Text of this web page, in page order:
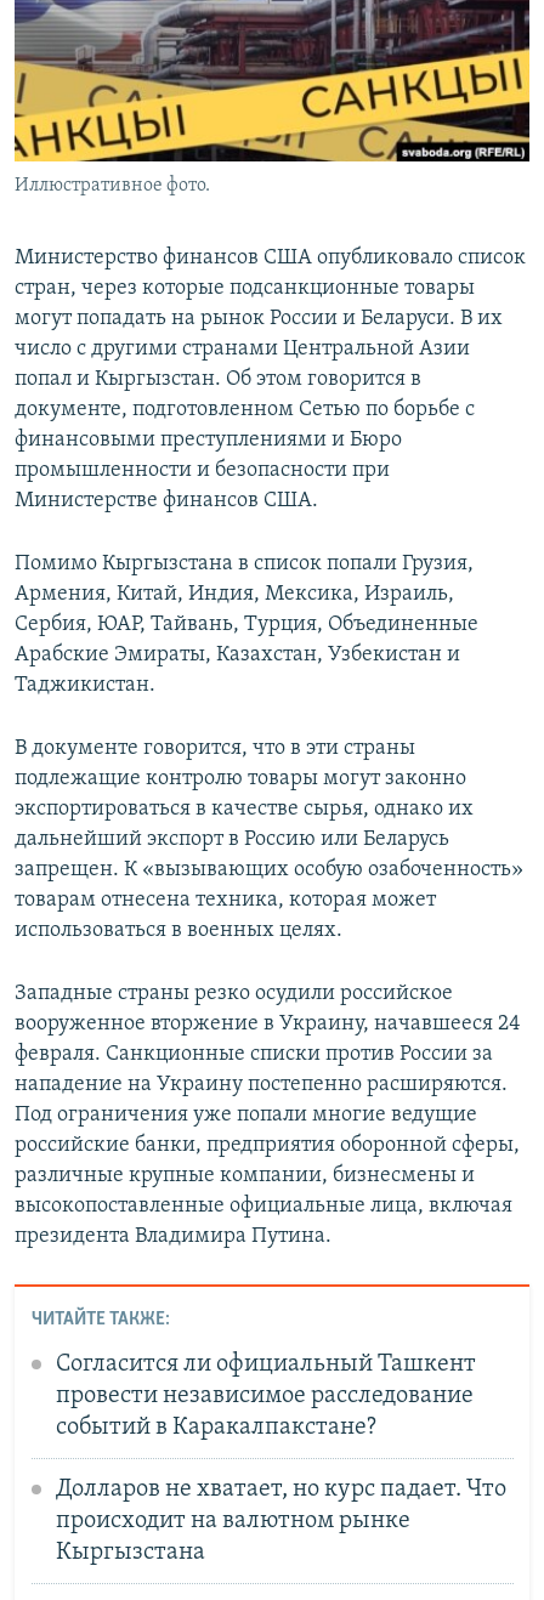
Иллюстративное фото.
Министерство финансов США опубликовало список
стран, через которые подсанкционные товары
могут попадать на рынок России и Беларуси. В их
число с другими странами Центральной Азии
попал и Кыргызстан. Об этом говорится в
документе, подготовленном Сетью по борьбе с
финансовыми преступлениями и Бюро
промышленности и безопасности при
Министерстве финансов США.
Помимо Кыргызстана в список попали Грузия,
Армения, Китай, Индия, Мексика, Израиль,
Сербия, ЮАР, Тайвань, Турция, Объединенные
Арабские Эмираты, Казахстан, Узбекистан и
Таджикистан.
В документе говорится, что в эти страны
подлежащие контролю товары могут законно
экспортироваться в качестве сырья, однако их
дальнейший экспорт в Россию или Беларусь
запрещен. К «вызывающих особую озабоченность»
товарам отнесена техника, которая может
использоваться в военных целях.
Западные страны резко осудили российское
вооруженное вторжение в Украину, начавшееся 24
февраля. Санкционные списки против России за
нападение на Украину постепенно расширяются.
Под ограничения уже попали многие ведущие
российские банки, предприятия оборонной сферы,
различные крупные компании, бизнесмены и
высокопоставленные официальные лица, включая
президента Владимира Путина.
ЧИТАЙТЕ ТАКЖЕ:
Согласится ли официальный Ташкент
провести независимое расследование
событий в Каракалпакстане?
Долларов не хватает, но курс падает. Что
происходит на валютном рынке
Кыргызстана